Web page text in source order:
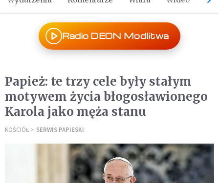
Radio DEON Modlitwa
Papież: te trzy cele były stałym
motywem życia błogosławionego
Karola jako męża stanu
KOŚCIÓŁ SERWIS PAPIESKI